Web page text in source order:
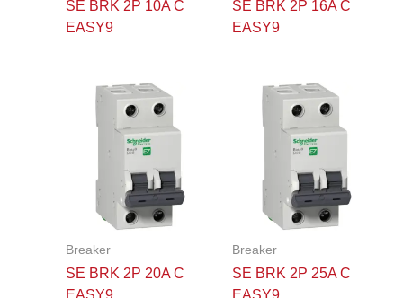
SE BRK 2P 10A C
EASY9
SE BRK 2P 16A C
EASY9
Breaker
SE BRK 2P 20A C
Breaker
SE BRK 2P 25A C